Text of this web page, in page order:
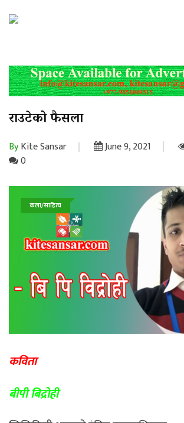
राउटेको फैसला
ByKite Sansar June 9, 2021
0
कला/साहित्य
कविता
बीपी बिद्राेही